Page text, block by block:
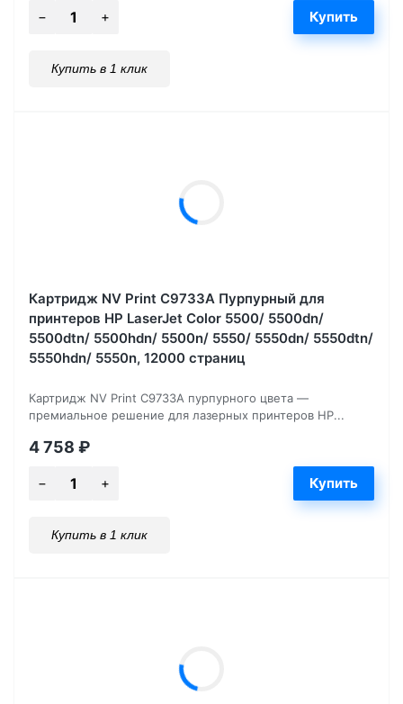
Купить в 1 клик
Картридж NV Print C9733A Пурпурный для
принтеров HP LaserJet Color 5500/ 5500dn/
5500dtn/ 5500hdn/ 5500n/ 5550/ 5550dn/ 5550dtn/
5550hdn/ 5550n, 12000 страниц
Картридж NV Print C9733A пурпурного цвета —
премиальное решение для лазерных принтеров HP...
4 758 ₽
Купить в 1 клик